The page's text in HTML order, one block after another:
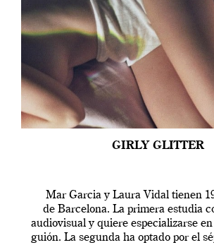
GIRLY GLITTER
Mar Garcia y Laura Vidal tienen
de Barcelona. La primera estudia
audiovisual y quiere especializarse
guión. La segunda ha optado por el